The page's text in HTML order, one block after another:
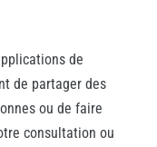
de
de partager des
ou de faire
consultation ou